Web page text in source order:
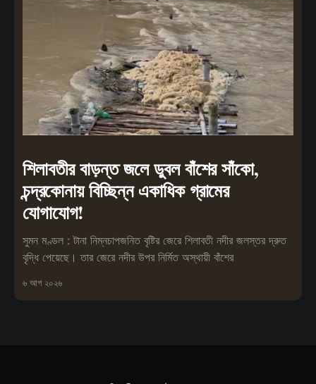
শিলাবতীর বাড়ন্ত জলে ডুবল বাঁশের সাঁকো,
চন্দ্রকোনায় বিচ্ছিন্ন একাধিক গ্রামের
যোগাযোগ!
সুমন মণ্ডল : টানা নিম্নচাপজনিত বৃষ্টির জেরে শিলাবতী নদীর জলস্তর দ্রুত
বৃদ্ধি পেয়েছে। তার জেরে নদীর উপর নির্মিত অস্থায়ী বাঁশের
৬ আগ ২০২৬